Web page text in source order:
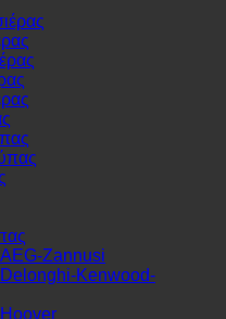
Zannusi
Kenwood-